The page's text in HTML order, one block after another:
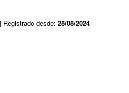
| Registrado desde: 28/08/2024